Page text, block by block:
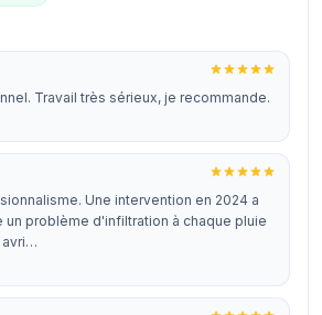
Travail très sérieux, je recommande.
Une intervention en 2024 a
un problème d'infiltration à chaque pluie
avri…